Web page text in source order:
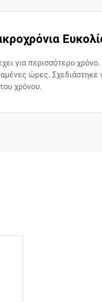
για περισσότερο χρόνο.
ώρες. Σχεδιάστηκε
χρόνου.